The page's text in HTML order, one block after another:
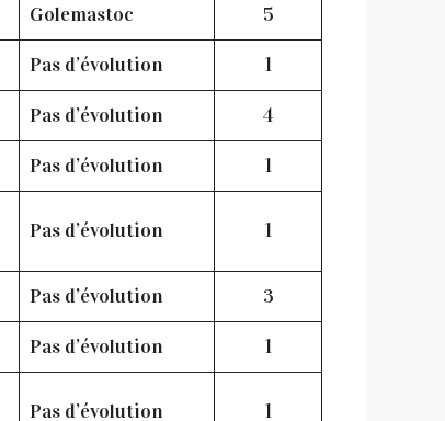
Golemastoc 5
Pas d’évolution 1
Pas d’évolution 4
Pas d’évolution 1
Pas d’évolution 1
Pas d’évolution 3
Pas d’évolution 1
Pas d’évolution 1